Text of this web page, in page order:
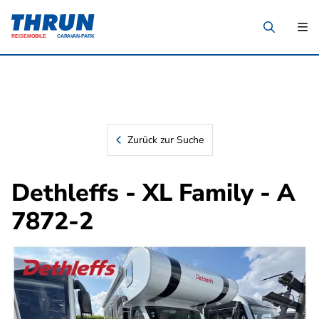
Zurück zur Suche
Dethleffs - XL Family - A
7872-2